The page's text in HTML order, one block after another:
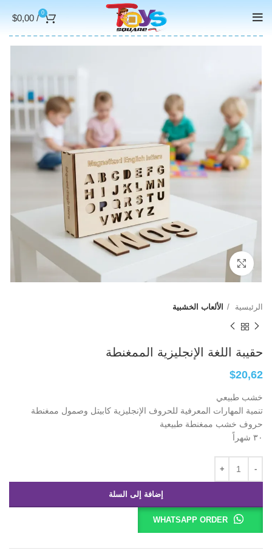
0
/
$0,00
Click to enlarge
الرئيسية الألعاب الخشبية
حقيبة اللغة الإنجليزية الممغنطة
$20,62
خشب طبيعي
تنمية المهارات المعرفية للحروف الإنجليزية كابيتل وصمول ممغنطة
حروف خشب ممغنطة طبيعية
٣٠ شهراً
إضافة إلى السلة
WHATSAPP ORDER